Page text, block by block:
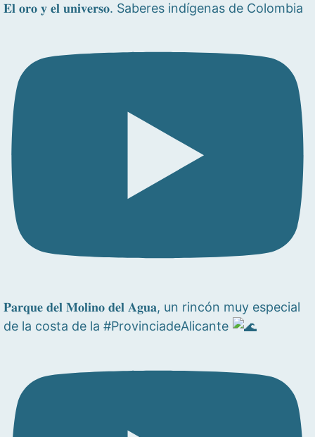
𝐄𝐥 𝐨𝐫𝐨 𝐲 𝐞𝐥 𝐮𝐧𝐢𝐯𝐞𝐫𝐬𝐨. Saberes indígenas de Colombia
𝐏𝐚𝐫𝐪𝐮𝐞 𝐝𝐞𝐥 𝐌𝐨𝐥𝐢𝐧𝐨 𝐝𝐞𝐥 𝐀𝐠𝐮𝐚, un rincón muy especial
de la costa de la #ProvinciadeAlicante